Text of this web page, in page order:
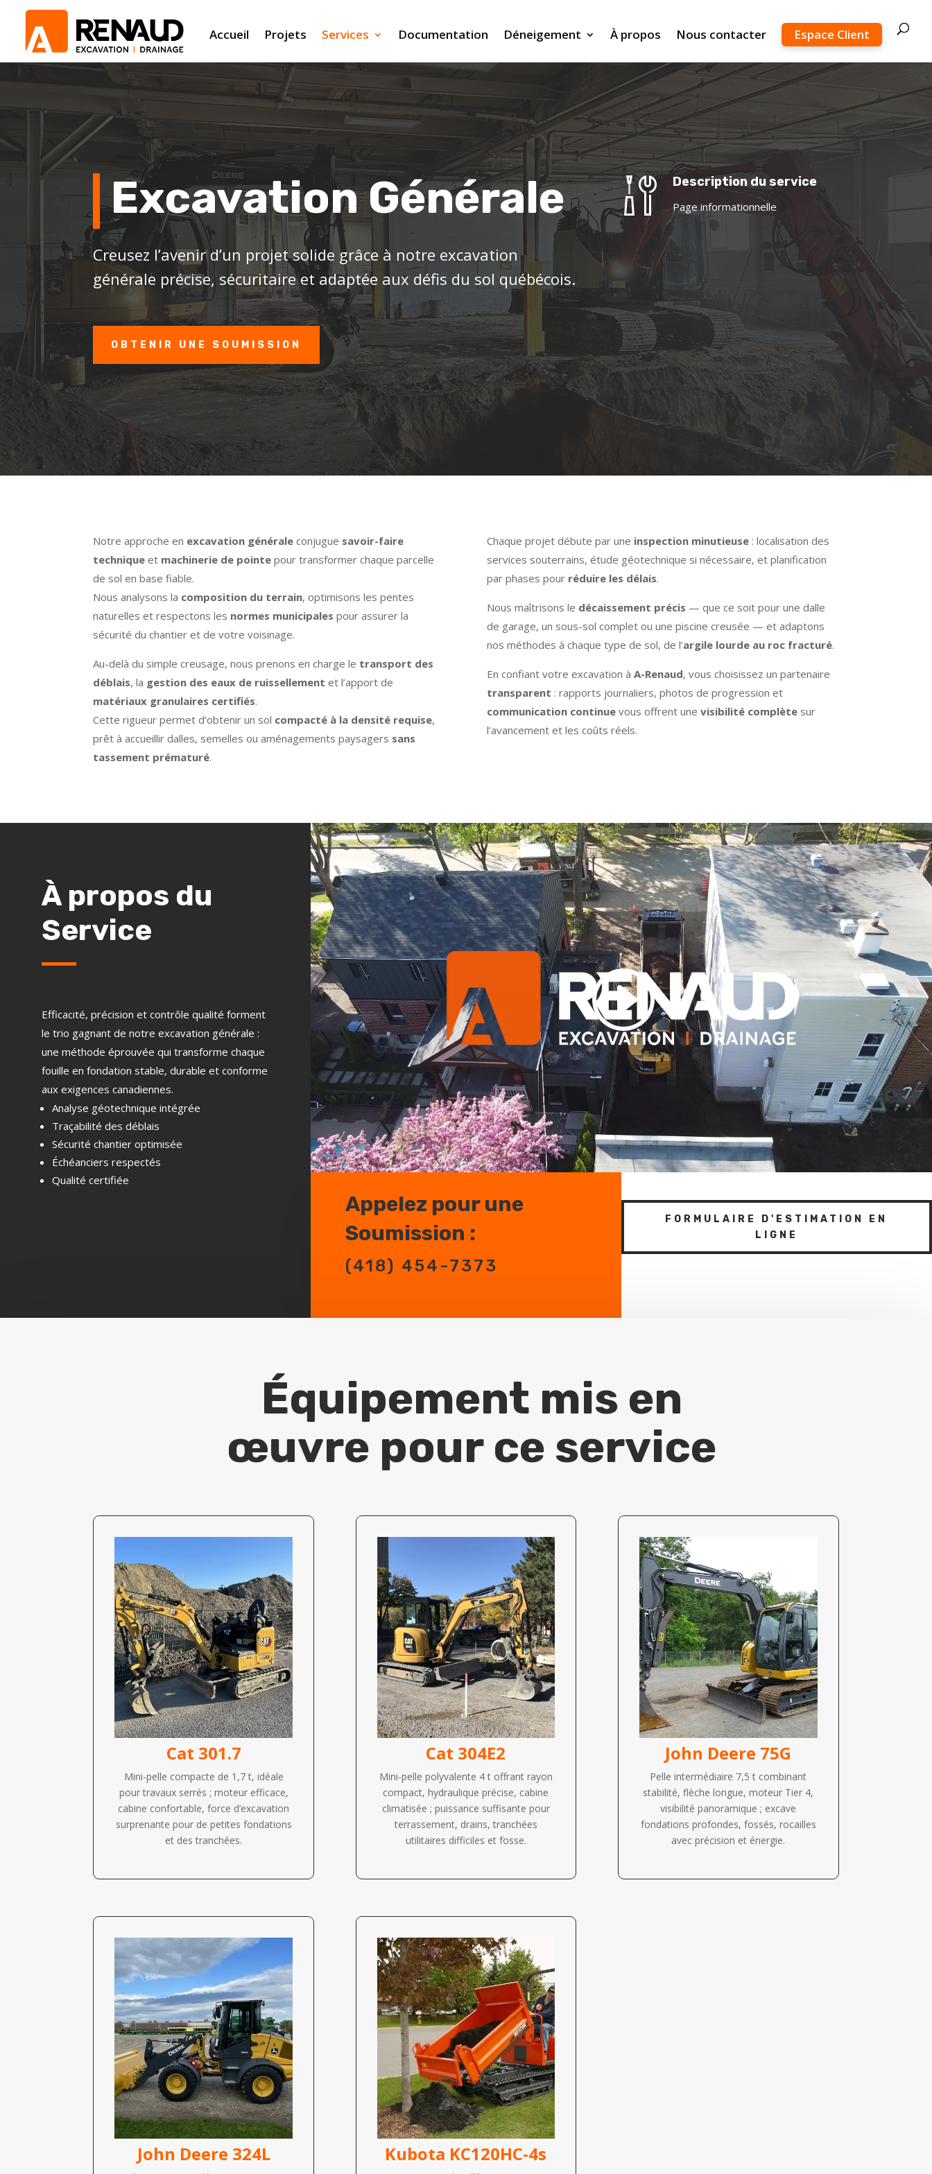
Accueil Projets Services Documentation Déneigement À propos Nous contacter Espace Client
Excavation Générale
Creusez l’avenir d’un projet solide grâce à notre excavation
générale précise, sécuritaire et adaptée aux défis du sol québécois.
OBTENIR UNE SOUMISSION
Description du service
Page informationnelle
Notre approche en excavation générale conjugue savoir-faire
technique et machinerie de pointe pour transformer chaque parcelle
de sol en base fiable.
Nous analysons la composition du terrain, optimisons les pentes
naturelles et respectons les normes municipales pour assurer la
sécurité du chantier et de votre voisinage.
Au-delà du simple creusage, nous prenons en charge le transport des
déblais, la gestion des eaux de ruissellement et l’apport de
matériaux granulaires certifiés.
Cette rigueur permet d’obtenir un sol compacté à la densité requise,
prêt à accueillir dalles, semelles ou aménagements paysagers sans
tassement prématuré.
Chaque projet débute par une inspection minutieuse: localisation des
services souterrains, étude géotechnique si nécessaire, et planification
par phases pour réduire les délais.
Nous maîtrisons le décaissement précis — que ce soit pour une dalle
de garage, un sous-sol complet ou une piscine creusée — et adaptons
nos méthodes à chaque type de sol, de l’argile lourde au roc fracturé.
En confiant votre excavation à A-Renaud, vous choisissez un partenaire
transparent : rapports journaliers, photos de progression et
communication continuevous offrent une visibilité complètesur
l’avancement et les coûts réels.
À propos du
Service
Efficacité, précision et contrôle qualité forment
le trio gagnant de notre excavation générale :
une méthode éprouvée qui transforme chaque
fouille en fondation stable, durable et conforme
aux exigences canadiennes.
Analyse géotechnique intégrée
Traçabilité des déblais
Sécurité chantier optimisée
Échéanciers respectés
Qualité certifiée
Appelez pour une
Soumission :
(418) 454-7373
FORMULAIRE D'ESTIMATION EN
LIGNE
Équipement mis en
œuvre pour ce service
Cat 301.7
Mini-pelle compacte de 1,7 t, idéale
pour travaux serrés ; moteur efficace,
cabine confortable, force d’excavation
surprenante pour de petites fondations
et des tranchées.
Cat 304E2
Mini-pelle polyvalente 4 t offrant rayon
compact, hydraulique précise, cabine
climatisée ; puissance suffisante pour
terrassement, drains, tranchées
utilitaires difficiles et fosse.
John Deere 75G
Pelle intermédiaire 7,5 t combinant
stabilité, flèche longue, moteur Tier 4,
visibilité panoramique ; excave
fondations profondes, fossés, rocailles
avec précision et énergie.
John Deere 324L Kubota KC120HC-4s